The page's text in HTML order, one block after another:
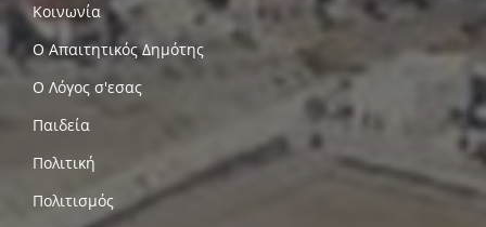
Κοινωνία
Ο Απαιτητικός Δημότης
Ο Λόγος σ'εσας
Παιδεία
Πολιτική
Πολιτισμός